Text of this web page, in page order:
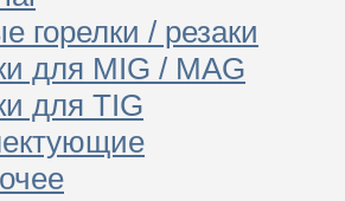
горелки / резаки
для MIG / MAG
для TIG